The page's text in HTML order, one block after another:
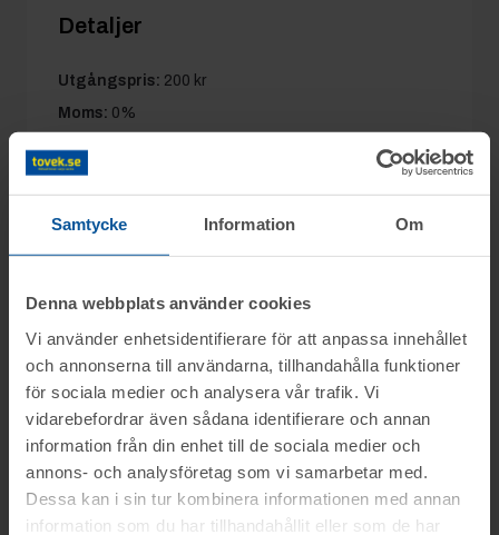
Samtycke Information Om
Denna webbplats använder cookies
Vi använder enhetsidentifierare för att anpassa innehållet
och annonserna till användarna, tillhandahålla funktioner
för sociala medier och analysera vår trafik. Vi
vidarebefordrar även sådana identifierare och annan
information från din enhet till de sociala medier och
annons- och analysföretag som vi samarbetar med.
Dessa kan i sin tur kombinera informationen med annan
information som du har tillhandahållit eller som de har
Detaljer
Utgångspris: 200 kr
Moms: 0%
Slagavgift:
På uppdrag av Konkursförvaltare Hans
Berglund, Advokatfirman Allians IBL AB,
säljs ett dödsbo i konkurs genom
nätauktion på www.tovek.se med avslut
fredagen den 14 mars från kl.10.30.
Objektet säljes i befintligt skick.
Frågor
Björn tel.nr: 073-4433975.
Du kan alltid kontakta oss på 0346-48770
för generella frågor om auktioner och rop.
Visning
Forshaga
Betalning